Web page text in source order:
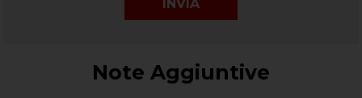
Note Aggiuntive